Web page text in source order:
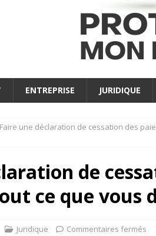
ENTREPRISE JURIDIQUE
Faire une déclaration de cessation des
de
ce que vous
Juridique Commentaires fermés